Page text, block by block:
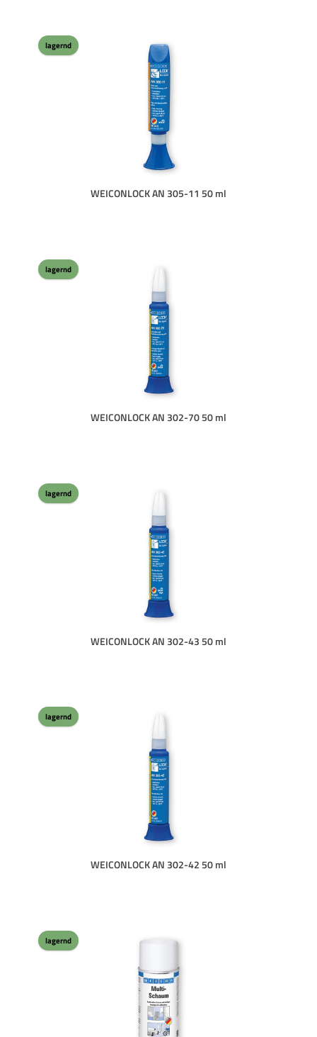
lagernd
WEICONLOCK AN 305-11 50 ml
lagernd
WEICONLOCK AN 302-70 50 ml
lagernd
WEICONLOCK AN 302-43 50 ml
lagernd
WEICONLOCK AN 302-42 50 ml
lagernd